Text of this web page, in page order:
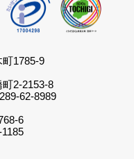
1785-9
2-2153-8
62-8989
6